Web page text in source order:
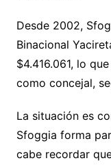
Desde 2002,
Binacional
$4.416.061, lo
como concejal,
La situación es
Sfoggia forma
cabe recordar